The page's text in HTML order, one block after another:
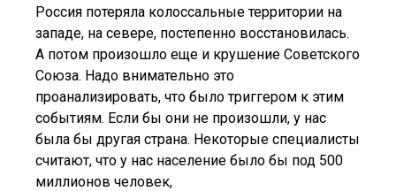
Россия потеряла колоссальные территории на
западе, на севере, постепенно восстановилась.
А потом произошло еще и крушение Советского
Союза. Надо внимательно это
проанализировать, что было триггером к этим
событиям. Если бы они не произошли, у нас
была бы другая страна. Некоторые специалисты
считают, что у нас население было бы под 500
миллионов человек,